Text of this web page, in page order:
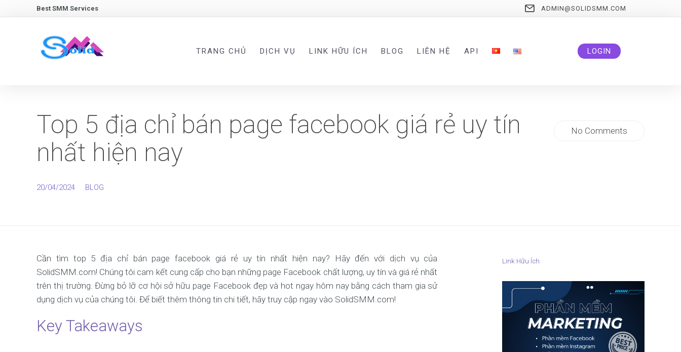
Best SMM Services ADMIN@SOLIDSMM.COM
TRANG CHỦ DỊCH VỤ LINK HỮU ÍCH BLOG LIÊN HỆ API LOGIN
Top 5 địa chỉ bán page facebook giá rẻ uy tín
nhất hiện nay
20/04/2024 BLOG
No Comments
Cần tìm top 5 địa chỉ bán page facebook giá rẻ uy tín nhất hiện nay? Hãy đến với dịch vụ của
SolidSMM.com! Chúng tôi cam kết cung cấp cho bạn những page Facebook chất lượng, uy tín và giá rẻ nhất
trên thị trường. Đừng bỏ lỡ cơ hội sở hữu page Facebook đẹp và hot ngay hôm nay bằng cách tham gia sử
dụng dịch vụ của chúng tôi. Để biết thêm thông tin chi tiết, hãy truy cập ngay vào SolidSMM.com!
Key Takeaways
Link Hữu Ích